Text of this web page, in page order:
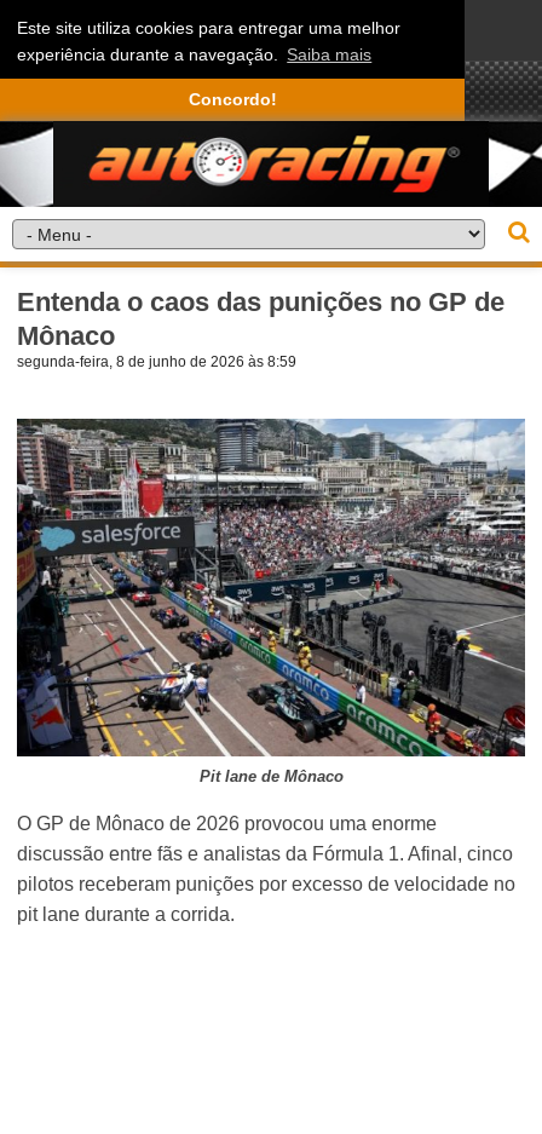
Este site utiliza cookies para entregar uma melhor
experiência durante a navegação. Saiba mais
Concordo!
Entenda o caos das punições no GP de
Mônaco
segunda-feira, 8 de junho de 2026 às 8:59
Pit lane de Mônaco
O GP de Mônaco de 2026 provocou uma enorme
discussão entre fãs e analistas da Fórmula 1. Afinal, cinco
pilotos receberam punições por excesso de velocidade no
pit lane durante a corrida.